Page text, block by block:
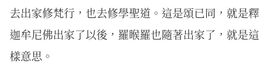
去出家修梵行，也去修學聖道。這是頌已同，就是釋
迦牟尼佛出家了以後，羅睺羅也隨著出家了，就是這
樣意思。